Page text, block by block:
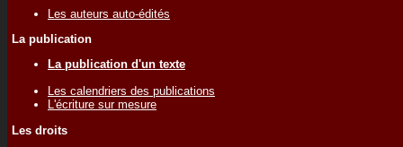
Les auteurs auto-édités
La publication
La publication d'un texte
Les calendriers des publications
L'écriture sur mesure
Les droits